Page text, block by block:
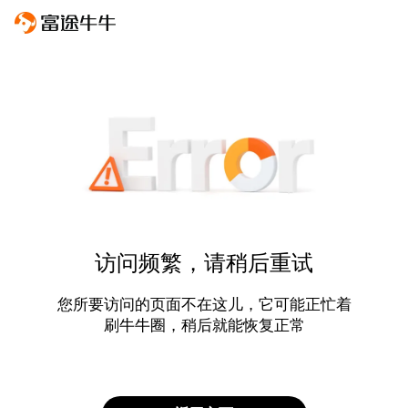
访问频繁，请稍后重试
您所要访问的页面不在这儿，它可能正忙着
刷牛牛圈，稍后就能恢复正常